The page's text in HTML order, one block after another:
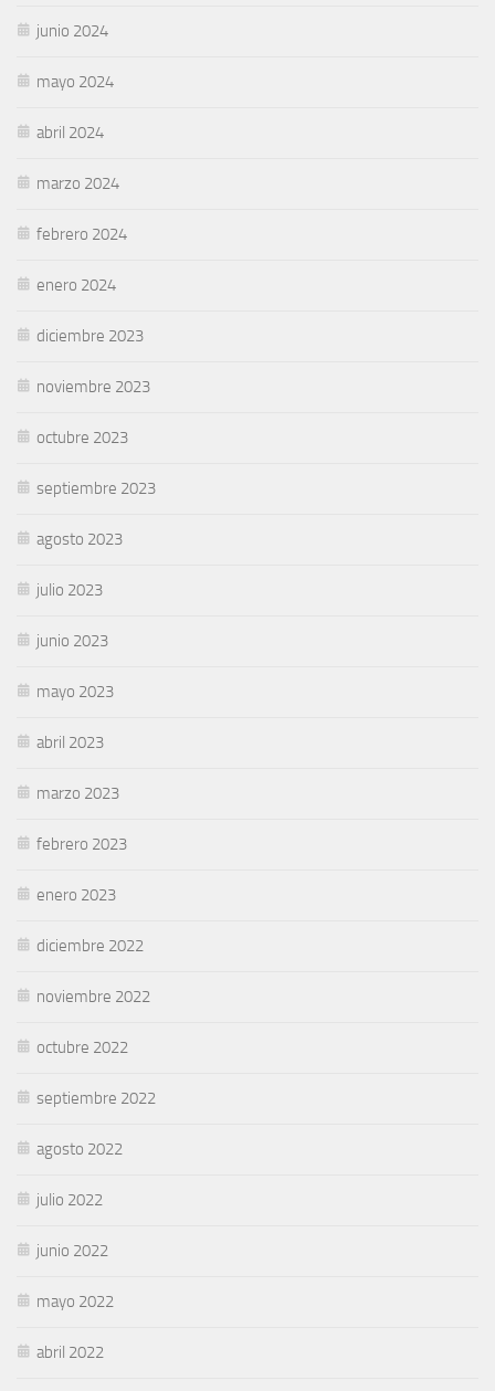
junio 2024
mayo 2024
abril 2024
marzo 2024
febrero 2024
enero 2024
diciembre 2023
noviembre 2023
octubre 2023
septiembre 2023
agosto 2023
julio 2023
junio 2023
mayo 2023
abril 2023
marzo 2023
febrero 2023
enero 2023
diciembre 2022
noviembre 2022
octubre 2022
septiembre 2022
agosto 2022
julio 2022
junio 2022
mayo 2022
abril 2022